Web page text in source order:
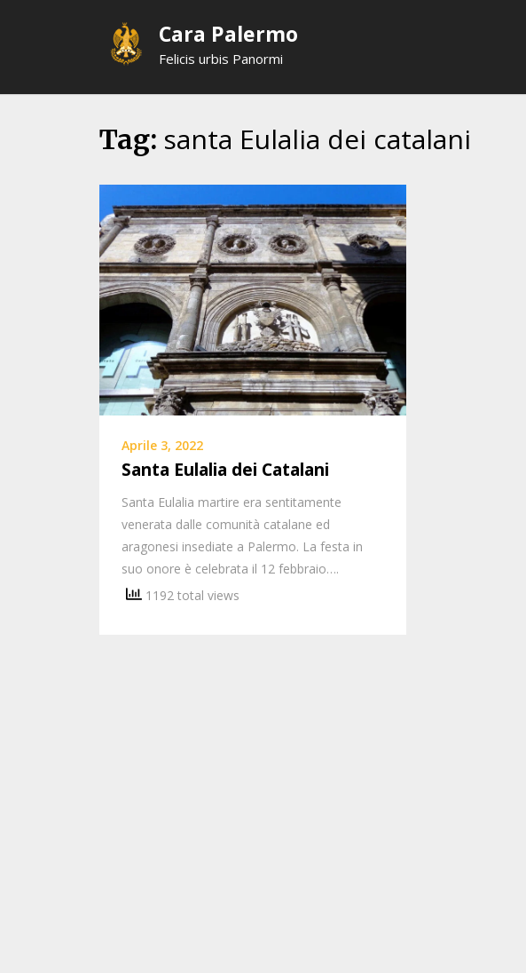
Cara Palermo
Felicis urbis Panormi
Tag: santa Eulalia dei catalani
Aprile 3, 2022
Santa Eulalia dei Catalani
Santa Eulalia martire era sentitamente
venerata dalle comunità catalane ed
aragonesi insediate a Palermo. La festa in
suo onore è celebrata il 12 febbraio….
1192 total views